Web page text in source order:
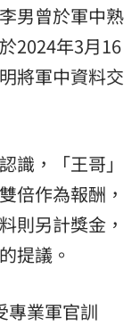
男曾於軍中熟
2024年3月16
將軍中資料交
識，「王哥」
倍作為報酬，
則另計獎金，
提議。
專業軍官訓